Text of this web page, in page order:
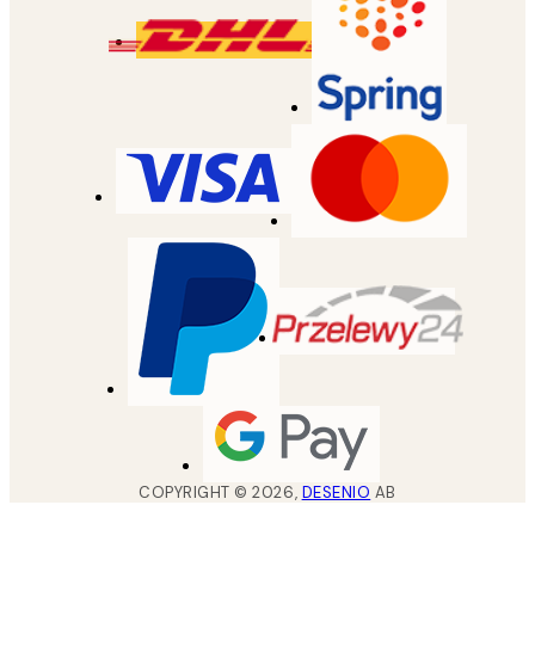
COPYRIGHT ©2026, DESENIO AB